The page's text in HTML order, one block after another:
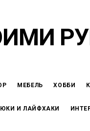
МЕБЕЛЬ ХОББИ
И ЛАЙФХАКИ